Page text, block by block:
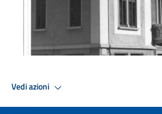
Vedi azioni